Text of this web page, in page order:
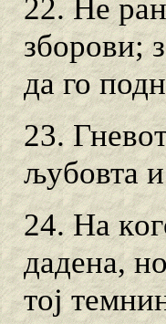
22. Не
зборови;
да го
23.
љубовта
24. Ha
дадена,
тој